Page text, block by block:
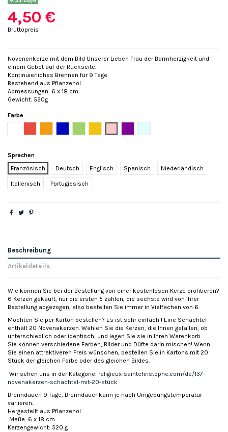
4,50 €
Bruttopreis
Novenenkerze mit dem Bild Unserer Lieben Frau der Barmherzigkeit und
einem Gebet auf der Rückseite.
Kontinuierliches Brennen für 9 Tage.
Bestehend aus Pflanzenöl.
Abmessungen: 6 x 18 cm
Gewicht: 520g
Farbe
Sprachen
Französisch
Deutsch Englisch Spanisch Niederländisch
Italienisch Portugiesisch
Beschreibung
Artikeldetails
Wie können Sie bei der Bestellung von einer kostenlosen Kerze profitieren?
6 Kerzen gekauft, nur die ersten 5 zählen, die sechste wird von Ihrer
Bestellung abgezogen, also bestellen Sie immer in Vielfachen von 6.
Möchten Sie per Karton bestellen? Es ist sehr einfach ! Eine Schachtel
enthält 20 Novenakerzen. Wählen Sie die Kerzen, die Ihnen gefallen, ob
unterschiedlich oder identisch, und legen Sie sie in Ihren Warenkorb.
Sie können verschiedene Farben, Bilder und Düfte darin mischen! Wenn
Sie einen attraktiveren Preis wünschen, bestellen Sie in Kartons mit 20
Stück der gleichen Farbe oder des gleichen Bildes.
Wir sehen uns in der Kategorie: religieux-saintchristophe.com/de/137-
novenakerzen-schachtel-mit-20-stück
Brenndauer: 9 Tage, Brenndauer kann je nach Umgebungstemperatur
variieren.
Hergestellt aus Pflanzenöl
Maße: 6 x 18 cm
Kerzengewicht: 520 g